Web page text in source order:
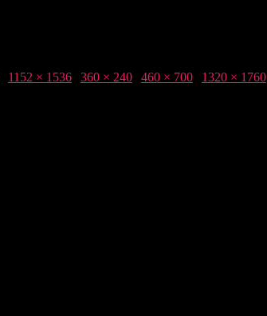
1152 × 1536 360 × 240 460 × 700 1320 × 1760